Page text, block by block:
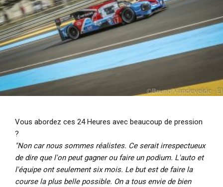
Vous abordez ces 24 Heures avec beaucoup de pression
?
"Non car nous sommes réalistes. Ce serait irrespectueux
de dire que l'on peut gagner ou faire un podium. L'auto et
l'équipe ont seulement six mois. Le but est de faire la
course la plus belle possible. On a tous envie de bien